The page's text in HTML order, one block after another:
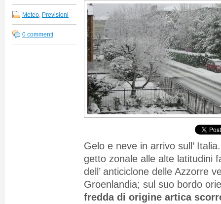
Meteo, Previsioni
0 commenti
Gelo e neve in arrivo sull’
getto zonale alle alte latitudini
dell’ anticiclone delle Azzorre
Groenlandia; sul suo bordo
fredda di origine artica